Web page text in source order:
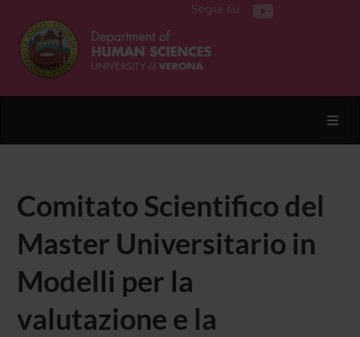
Segui su
Comitato Scientifico del
Master Universitario in
Modelli per la
valutazione e la